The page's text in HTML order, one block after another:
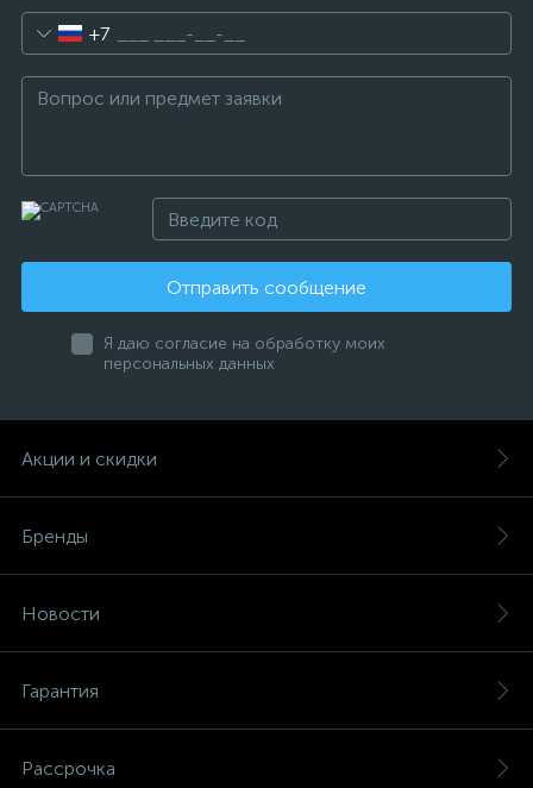
+7
Отправить сообщение
Я даю согласие на обработку моих
персональных данных
Акции и скидки
Бренды
Новости
Гарантия
Рассрочка